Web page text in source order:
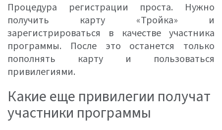
Процедура регистрации проста. Нужно
получить карту «Тройка» и
зарегистрироваться в качестве участника
программы. После это останется только
пополнять карту и пользоваться
привилегиями.
Какие еще привилегии получат
участники программы